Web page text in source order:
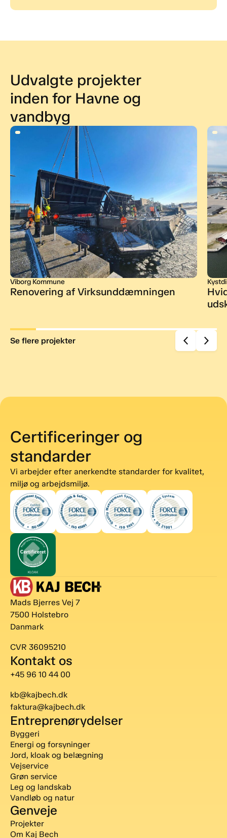
Udvalgte projekter
inden for Havne og
vandbyg
Se flere projekter
Viborg Kommune
Renovering af Virksunddæmningen
Certificeringer og
standarder
Vi arbejder efter anerkendte standarder for kvalitet,
miljø og arbejdsmiljø.
Mads Bjerres Vej 7
7500 Holstebro
Danmark
CVR 36095210
Kontakt os
+45 96 10 44 00
kb@kajbech.dk
faktura@kajbech.dk
Entreprenørydelser
Byggeri
Energi og forsyninger
Jord, kloak og belægning
Vejservice
Grøn service
Leg og landskab
Vandløb og natur
Genveje
Projekter
Om Kaj Bech